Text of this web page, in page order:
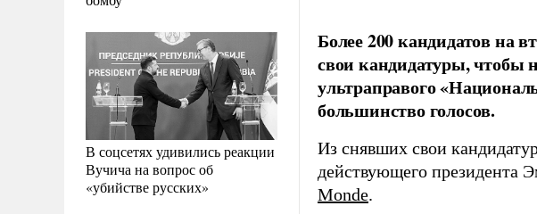
В соцсетях удивились реакции
Вучича на вопрос об
«убийстве русских»
Более 200 кандидатов на
свои кандидатуры, чтобы
ультраправого
большинство голосов.
Из снявших свои
действующего президента
Monde.